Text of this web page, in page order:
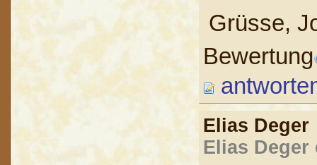
Grüsse,
Bewertung
Elias
Elias